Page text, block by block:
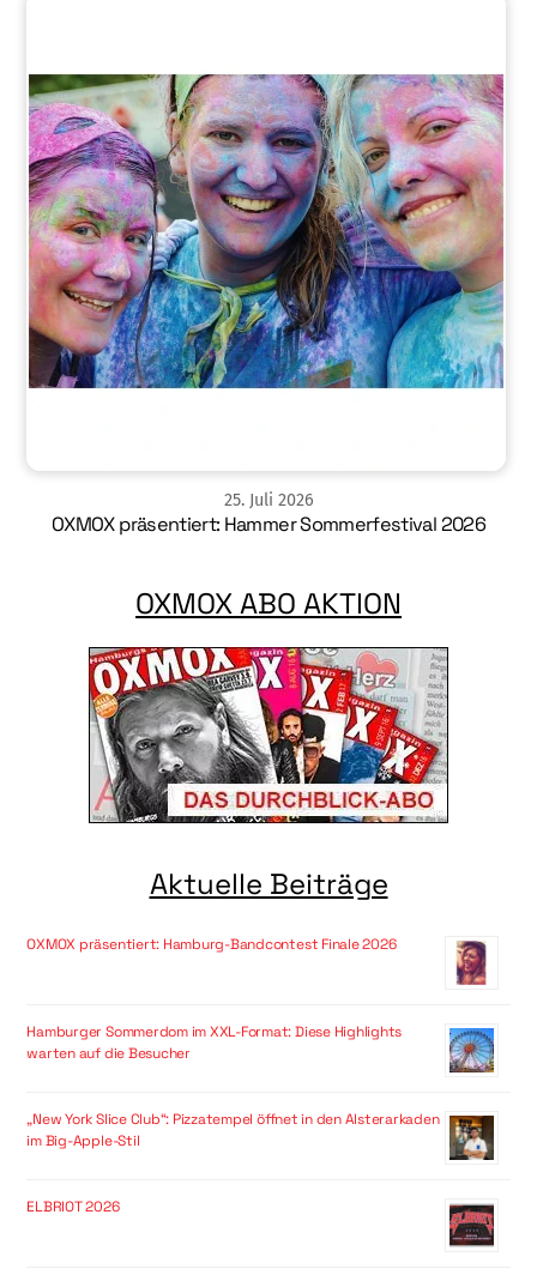
25. Juli 2026
OXMOX präsentiert: Hammer Sommerfestival 2026
OXMOX ABO AKTION
Aktuelle Beiträge
OXMOX präsentiert: Hamburg-Bandcontest Finale 2026
Hamburger Sommerdom im XXL-Format: Diese Highlights
warten auf die Besucher
„New York Slice Club“: Pizzatempel öffnet in den Alsterarkaden
im Big-Apple-Stil
ELBRIOT 2026